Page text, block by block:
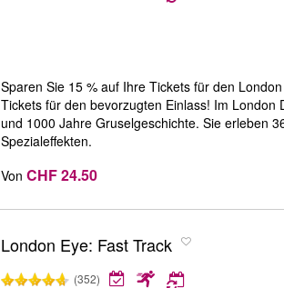
Sparen Sie 15 % auf Ihre Tickets für den
Tickets für den bevorzugten Einlass! Im
und 1000 Jahre Gruselgeschichte. Sie erleben
Spezialeffekten.
Von CHF 24.50
London Eye: Fast Track
(352)